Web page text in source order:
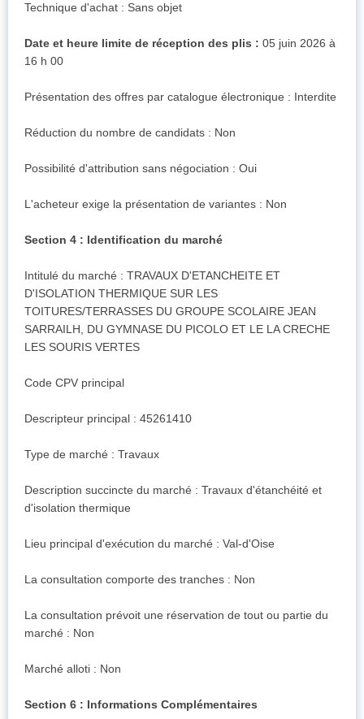
Technique d'achat : Sans objet
Date et heure limite de réception des plis : 05 juin 2026 à
16 h 00
Présentation des offres par catalogue électronique : Interdite
Réduction du nombre de candidats : Non
Possibilité d'attribution sans négociation : Oui
L'acheteur exige la présentation de variantes : Non
Section 4 : Identification du marché
Intitulé du marché : TRAVAUX D'ETANCHEITE ET
D'ISOLATION THERMIQUE SUR LES
TOITURES/TERRASSES DU GROUPE SCOLAIRE JEAN
SARRAILH, DU GYMNASE DU PICOLO ET LE LA CRECHE
LES SOURIS VERTES
Code CPV principal
Descripteur principal : 45261410
Type de marché : Travaux
Description succincte du marché : Travaux d'étanchéité et
d'isolation thermique
Lieu principal d'exécution du marché : Val-d'Oise
La consultation comporte des tranches : Non
La consultation prévoit une réservation de tout ou partie du
marché : Non
Marché alloti : Non
Section 6 : Informations Complémentaires